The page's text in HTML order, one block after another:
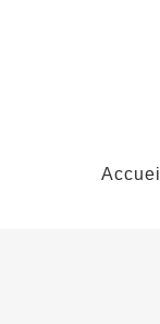
Accueil